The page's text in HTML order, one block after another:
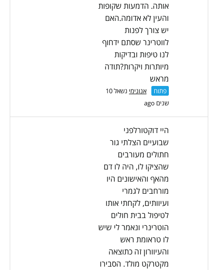
אותה. הדמעות שקופות
והעין לא אדומה.האם
יש צורך לפנות
לווטרינר שסתם ידחוף
לנו טיפות ובדיקות
מיותרות ויקרות?תודה
מראש
פתוח אנונימי
נשאל 10
שנים ago
היי דוקטורלפני
שבועיים הצלתי גור
חתולים מעורבים
שהציקו לו, היה לו דם
מהאף והאישונים היו
מורחבים לגמרי
ועיוותים, לקחתי אותו
לטיפול בבית חולים
הוטרינרי ונאמר לי שיש
לו טראומת ראש
והעיוורון זה כתוצאה
מקטרקט מולד. הסבירו